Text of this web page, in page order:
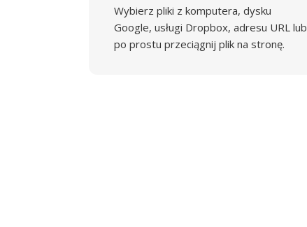
Wybierz pliki z komputera, dysku
Google, usługi Dropbox, adresu URL lub
po prostu przeciągnij plik na stronę.